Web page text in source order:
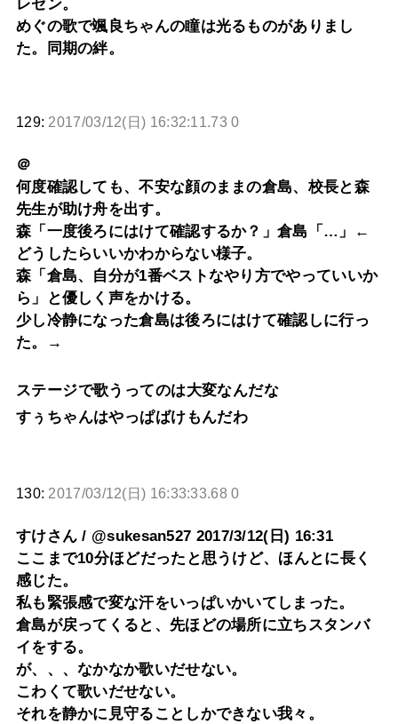
レゼン。
めぐの歌で颯良ちゃんの瞳は光るものがありまし
た。同期の絆。
129: 2017/03/12(日) 16:32:11.73 0
＠
何度確認しても、不安な顔のままの倉島、校長と森
先生が助け舟を出す。
森「一度後ろにはけて確認するか？」倉島「…」←
どうしたらいいかわからない様子。
森「倉島、自分が1番ベストなやり方でやっていいか
ら」と優しく声をかける。
少し冷静になった倉島は後ろにはけて確認しに行っ
た。→
ステージで歌うってのは大変なんだな
すぅちゃんはやっぱばけもんだわ
130: 2017/03/12(日) 16:33:33.68 0
すけさん / @sukesan527 2017/3/12(日) 16:31
ここまで10分ほどだったと思うけど、ほんとに長く
感じた。
私も緊張感で変な汗をいっぱいかいてしまった。
倉島が戻ってくると、先ほどの場所に立ちスタンバ
イをする。
が、、、なかなか歌いだせない。
こわくて歌いだせない。
それを静かに見守ることしかできない我々。